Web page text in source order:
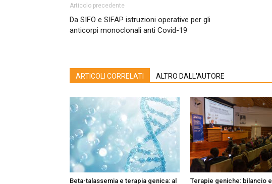
Articolo precedente
Da SIFO e SIFAP istruzioni operative per gli
anticorpi monoclonali anti Covid-19
ARTICOLI CORRELATI ALTRO DALL'AUTORE
Beta-talassemia e terapia genica: al Terapie geniche: bilancio e